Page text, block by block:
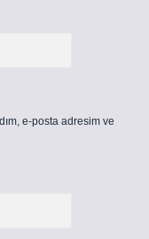
e-posta adresim ve